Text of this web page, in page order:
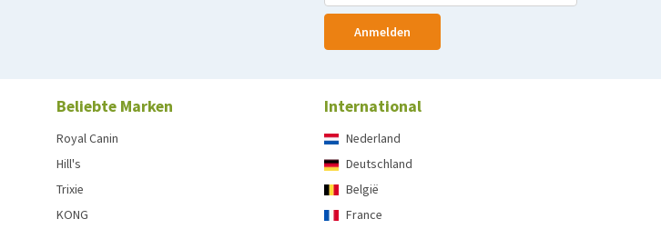
Anmelden
Beliebte Marken
Royal Canin
Hill's
Trixie
KONG
International
Nederland
Deutschland
België
France